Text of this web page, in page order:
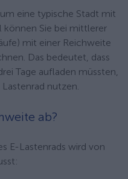
eine typische Stadt mit
können Sie bei mittlerer
mit einer Reichweite
Das bedeutet, dass
Tage aufladen müssten,
nutzen.
ab?
E-Lastenrads wird von